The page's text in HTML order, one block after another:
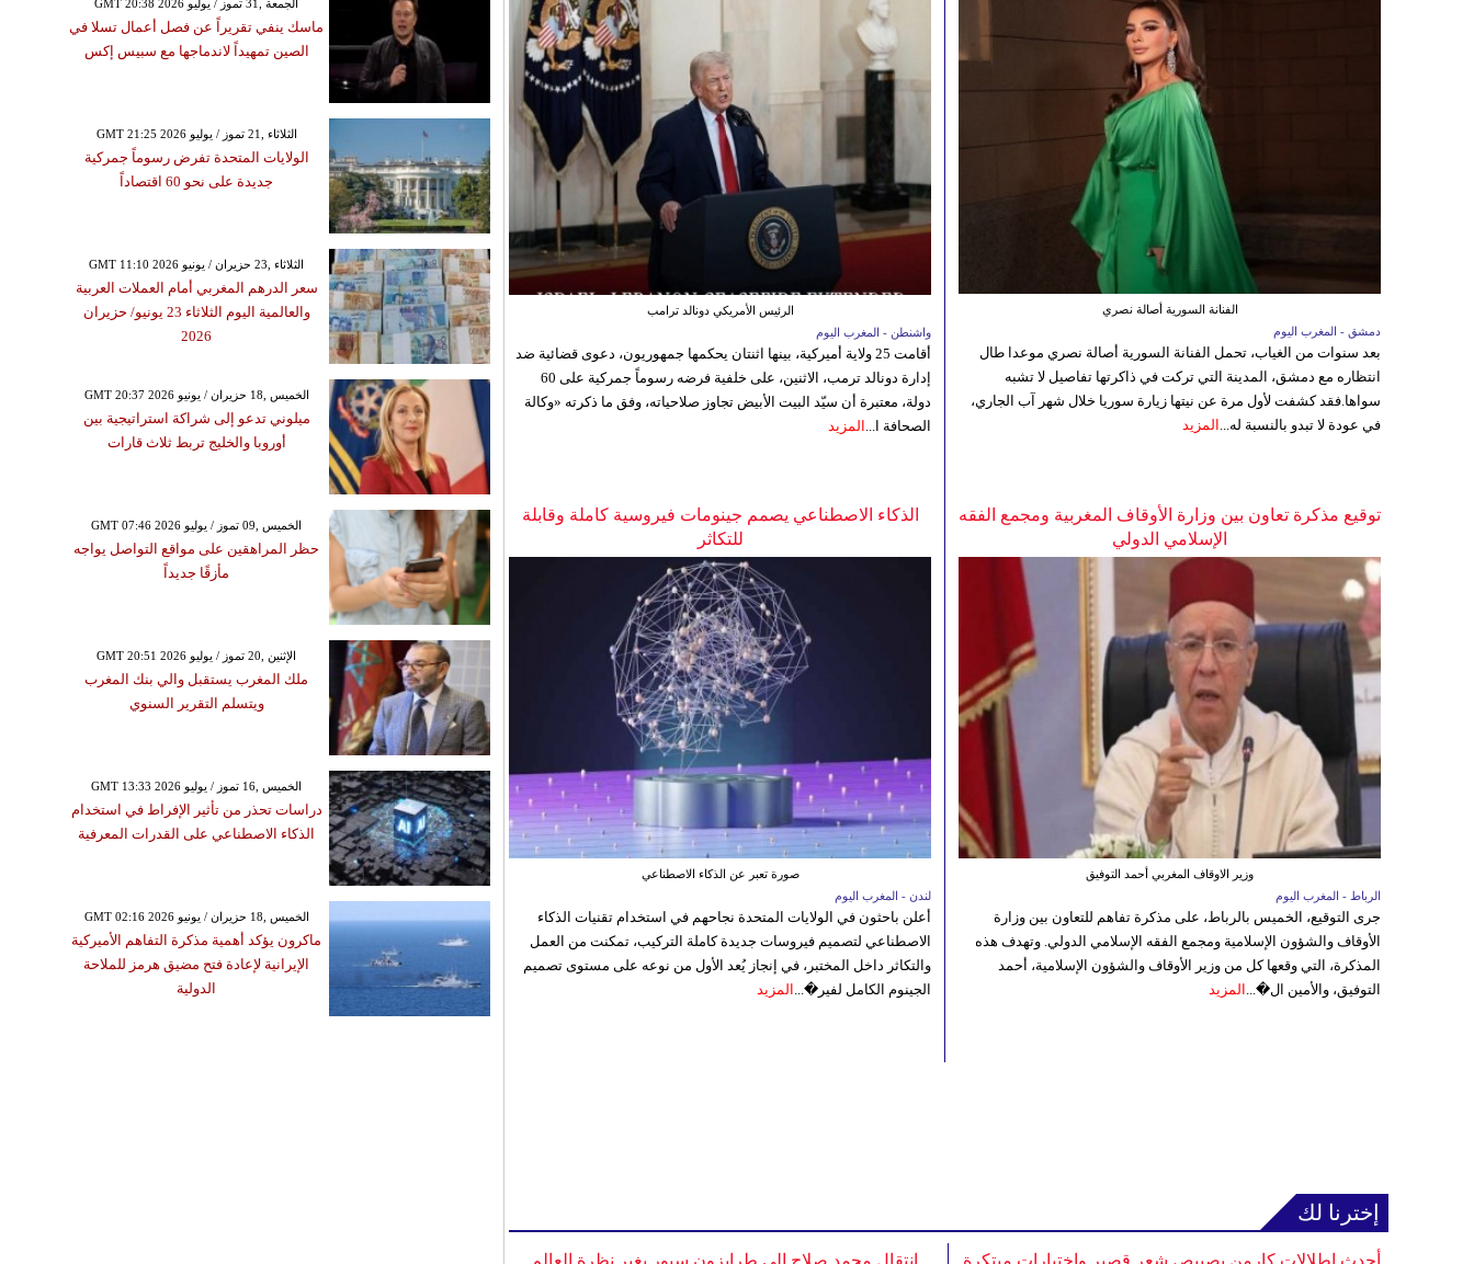
الرئيس الأمريكي دونالد ترامب
واشنطن - المغرب اليوم
أقامت 25 ولاية أميركية، بينها اثنتان يحكمها جمهوريون، دعوى قضائية ضد
إدارة دونالد ترمب، الاثنين، على خلفية فرضه رسوماً جمركية على 60
دولة، معتبرة أن سيّد البيت الأبيض تجاوز صلاحياته، وفق ما ذكرته «وكالة
الصحافة ا... المزيد
الفنانة السورية أصالة نصري
دمشق - المغرب اليوم
بعد سنوات من الغياب، تحمل الفنانة السورية أصالة نصري موعدا طال
انتظاره مع دمشق، المدينة التي تركت في ذاكرتها تفاصيل لا تشبه
سواها.فقد كشفت لأول مرة عن نيتها زيارة سوريا خلال شهر آب الجاري،
في عودة لا تبدو بالنسبة له... المزيد
الذكاء الاصطناعي يصمم جينومات فيروسية كاملة وقابلة
للتكاثر
صورة تعبر عن الذكاء الاصطناعي
لندن - المغرب اليوم
أعلن باحثون في الولايات المتحدة نجاحهم في استخدام تقنيات الذكاء
الاصطناعي لتصميم فيروسات جديدة كاملة التركيب، تمكنت من العمل
والتكاثر داخل المختبر، في إنجاز يُعد الأول من نوعه على مستوى تصميم
الجينوم الكامل لفير�... المزيد
توقيع مذكرة تعاون بين وزارة الأوقاف المغربية ومجمع الفقه
الإسلامي الدولي
وزير الاوقاف المغربي أحمد التوفيق
الرباط - المغرب اليوم
جرى التوقيع، الخميس بالرباط، على مذكرة تفاهم للتعاون بين وزارة
الأوقاف والشؤون الإسلامية ومجمع الفقه الإسلامي الدولي. وتهدف هذه
المذكرة، التي وقعها كل من وزير الأوقاف والشؤون الإسلامية، أحمد
التوفيق، والأمين ال�... المزيد
إخترنا لك
GMT 20:38 2026 الجمعة ,31 تموز / يوليو
ماسك ينفي تقريراً عن فصل أعمال تسلا في
الصين تمهيداً لاندماجها مع سبيس إكس
GMT 21:25 2026 الثلاثاء ,21 تموز / يوليو
الولايات المتحدة تفرض رسوماً جمركية
جديدة على نحو 60 اقتصاداً
GMT 11:10 2026 الثلاثاء ,23 حزيران / يونيو
سعر الدرهم المغربي أمام العملات العربية
والعالمية اليوم الثلاثاء 23 يونيو/ حزيران
2026
GMT 20:37 2026 الخميس ,18 حزيران / يونيو
ميلوني تدعو إلى شراكة استراتيجية بين
أوروبا والخليج تربط ثلاث قارات
GMT 07:46 2026 الخميس ,09 تموز / يوليو
حظر المراهقين على مواقع التواصل يواجه
مأزقًا جديداً
GMT 20:51 2026 الإثنين ,20 تموز / يوليو
ملك المغرب يستقبل والي بنك المغرب
ويتسلم التقرير السنوي
GMT 13:33 2026 الخميس ,16 تموز / يوليو
دراسات تحذر من تأثير الإفراط في استخدام
الذكاء الاصطناعي على القدرات المعرفية
GMT 02:16 2026 الخميس ,18 حزيران / يونيو
ماكرون يؤكد أهمية مذكرة التفاهم الأميركية
الإيرانية لإعادة فتح مضيق هرمز للملاحة
الدولية